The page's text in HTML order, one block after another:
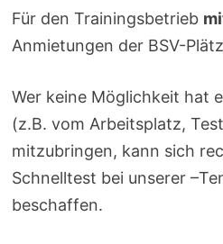
Für den Trainingsbetrieb
Anmietungen der BSV-
Wer keine Möglichkeit hat
(z.B. vom Arbeitsplatz,
mitzubringen, kann sich
Schnelltest bei unserer
beschaffen.